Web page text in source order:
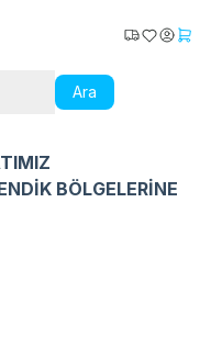
Ara
Kargo Takip
Favorilerim
BÖLGELERİNE